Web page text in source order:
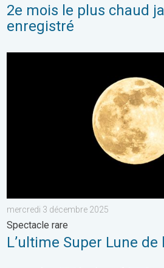
2e mois le plus chaud
enregistré
mercredi 3 décembre 2025
Spectacle rare
L’ultime Super Lune de